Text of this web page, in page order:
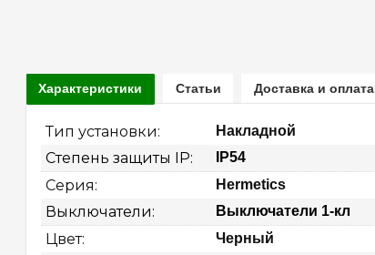
Характеристики Статьи Доставка и оплата
Тип установки: Накладной
Степень защиты IP: IP54
Серия: Hermetics
Выключатели: Выключатели 1-кл
Цвет: Черный